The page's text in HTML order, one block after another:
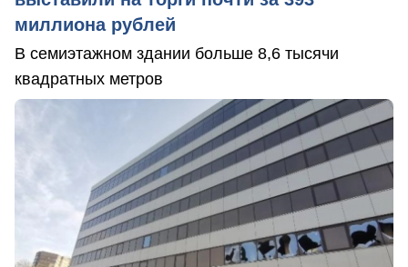
миллиона рублей
В семиэтажном здании больше 8,6 тысячи
квадратных метров